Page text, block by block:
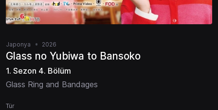
Japonya 2026
Glass no Yubiwa to Bansoko
1. Sezon 4. Bölüm
Glass Ring and Bandages
Tür